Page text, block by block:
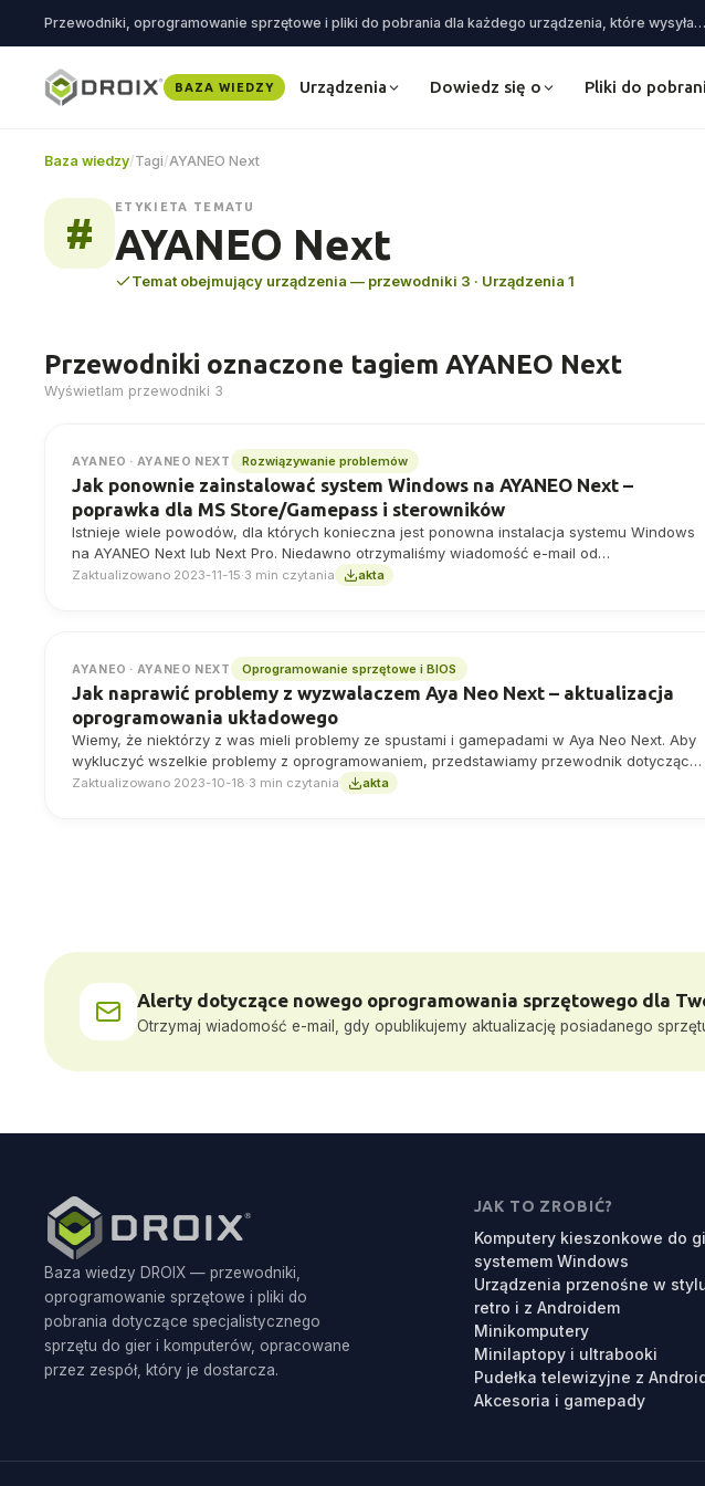
Przewodniki, oprogramowanie sprzętowe i pliki do pobrania dla każdego urządzenia, które wysyłamy
BAZA WIEDZY Urządzenia Dowiedz się o Pliki do
Baza wiedzy/Tagi/AYANEO Next
#
ETYKIETA TEMATU
AYANEO Next
Temat obejmujący urządzenia — przewodniki 3 · Urządzenia 1
Przewodniki oznaczone tagiem AYANEO Next
Wyświetlam przewodniki 3
AYANEO · AYANEO NEXT Rozwiązywanie problemów
Jak ponownie zainstalować system Windows na AYANEO Next –
poprawka dla MS Store/Gamepass i sterowników
Istnieje wiele powodów, dla których konieczna jest ponowna instalacja systemu Windows
na AYANEO Next lub Next Pro. Niedawno otrzymaliśmy wiadomość e-mail od…
Zaktualizowano 2023-11-15·3 min czytania akta
AYANEO · AYANEO NEXT Oprogramowanie sprzętowe i BIOS
Jak naprawić problemy z wyzwalaczem Aya Neo Next – aktualizacja
oprogramowania układowego
Wiemy, że niektórzy z was mieli problemy ze spustami i gamepadami w Aya Neo Next. Aby
wykluczyć wszelkie problemy z oprogramowaniem, przedstawiamy przewodnik dotyczący
aktualizacji i instalacji najnowszego oprogramowania sprzętowego gamepada Aya Neo
Zaktualizowano 2023-10-18·3 min czytania akta
Alerty dotyczące nowego oprogramowania sprzętowego dla
Otrzymaj wiadomość e-mail, gdy opublikujemy aktualizację posiadanego
Baza wiedzy DROIX — przewodniki,
oprogramowanie sprzętowe i pliki do
pobrania dotyczące specjalistycznego
sprzętu do gier i komputerów, opracowane
przez zespół, który je dostarcza.
JAK TO ZROBIĆ?
Komputery kieszonkowe do
systemem Windows
Urządzenia przenośne w
retro i z Androidem
Minikomputery
Minilaptopy i ultrabooki
Pudełka telewizyjne z
Akcesoria i gamepady